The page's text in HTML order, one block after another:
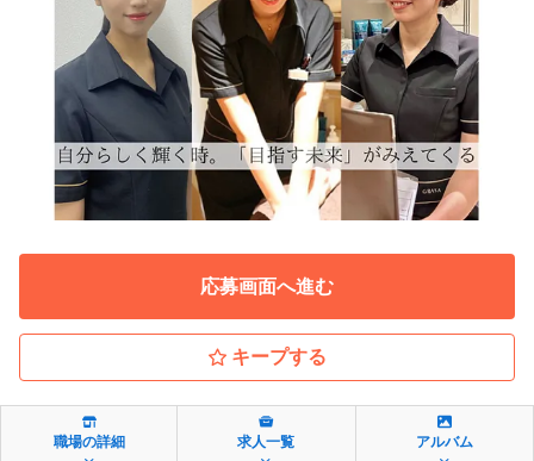
応募画面へ進む
キープする
職場の詳細 求人一覧 アルバム